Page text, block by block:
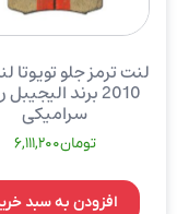
لنت ترمز جلو تویوتا
2010 برند
سرامیکی
تومان6,111,200
افزودن به سبد